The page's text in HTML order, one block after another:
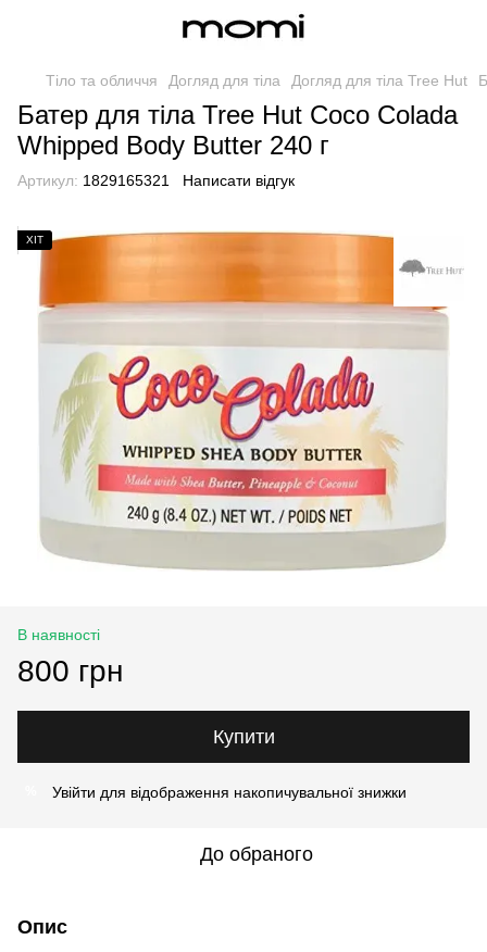
Тіло та обличчя Догляд для тіла Догляд для тіла Tree Hut
Батер для тіла Tree Hut Coco Colada
Whipped Body Butter 240 г
Артикул: 1829165321 Написати відгук
ХІТ
В наявності
800 грн
Купити
Увійти для відображення накопичувальної знижки
До обраного
Опис